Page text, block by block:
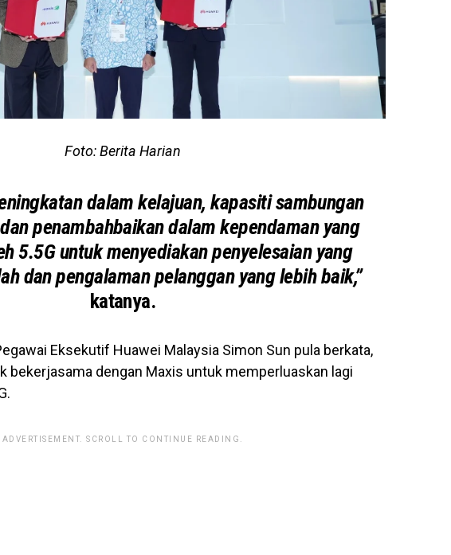
Foto: Berita Harian
dalam kelajuan, kapasiti sambungan
penambahbaikan dalam kependaman yang
5.5G untuk menyediakan penyelesaian yang
dan pengalaman pelanggan yang lebih baik,”
katanya.
Eksekutif Huawei Malaysia Simon Sun pula berkata,
bekerjasama dengan Maxis untuk memperluaskan lagi
ADVERTISEMENT. SCROLL TO CONTINUE READING.